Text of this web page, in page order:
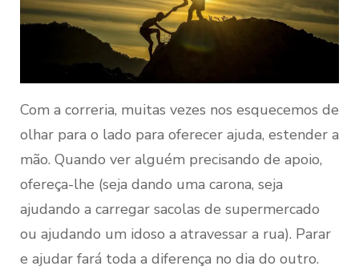
Com a correria, muitas vezes nos esquecemos de
olhar para o lado para oferecer ajuda, estender a
mão. Quando ver alguém precisando de apoio,
ofereça-lhe (seja dando uma carona, seja
ajudando a carregar sacolas de supermercado
ou ajudando um idoso a atravessar a rua). Parar
e ajudar fará toda a diferença no dia do outro.